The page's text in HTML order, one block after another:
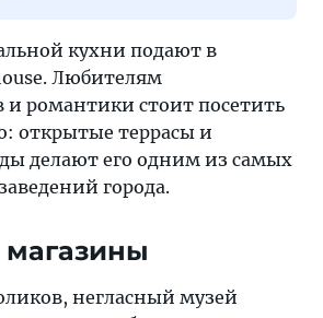
кухни подают в
Любителям
и романтики стоит посетить
открытые террасы и
делают его одним из самых
города.
негласный музей